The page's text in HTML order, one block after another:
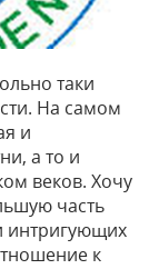
таки
На самом
и
а то и
веков. Хочу
часть
интригующих
к